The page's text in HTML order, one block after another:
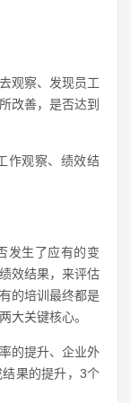
观察、发现员工
改善，是否达到
作观察、绩效结
发生了应有的变
效结果，来评估
的培训最终都是
大关键核心。
的提升、企业外
果的提升，3个